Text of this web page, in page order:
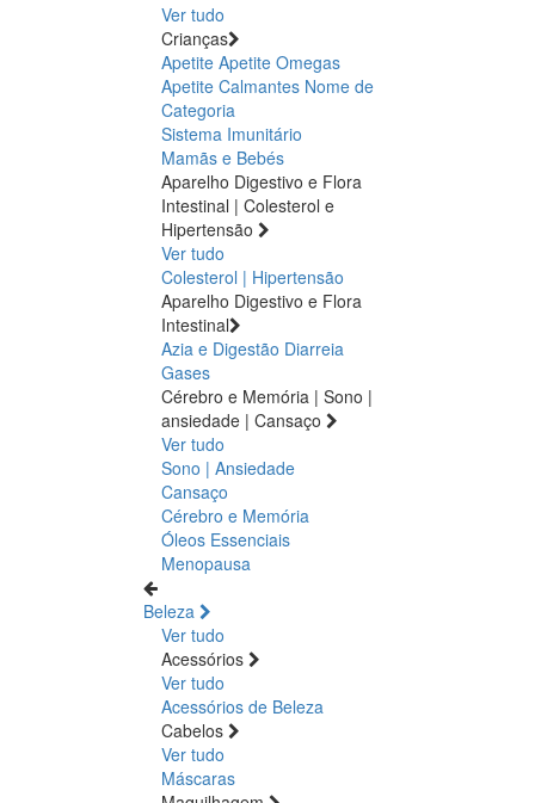
Ver tudo
Crianças
Apetite Apetite Omegas
Apetite Calmantes Nome de
Categoria
Sistema Imunitário
Mamãs e Bebés
Aparelho Digestivo e Flora
Intestinal | Colesterol e
Hipertensão
Ver tudo
Colesterol | Hipertensão
Aparelho Digestivo e Flora
Intestinal
Azia e Digestão Diarreia
Gases
Cérebro e Memória | Sono |
ansiedade | Cansaço
Ver tudo
Sono | Ansiedade
Cansaço
Cérebro e Memória
Óleos Essenciais
Menopausa
Beleza
Ver tudo
Acessórios
Ver tudo
Acessórios de Beleza
Cabelos
Ver tudo
Máscaras